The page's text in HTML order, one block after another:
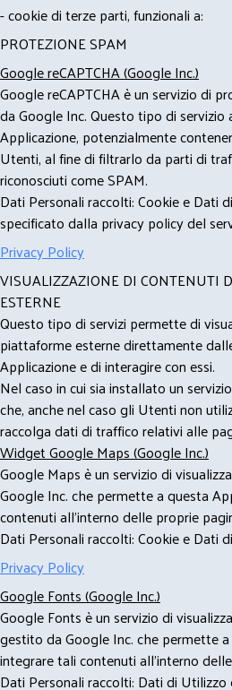
- cookie di terze parti, funzionali a:
PROTEZIONE SPAM
Google reCAPTCHA (Google Inc.)
Google reCAPTCHA è un servizio di
da Google Inc. Questo tipo di
Applicazione, potenzialmente
Utenti, al fine di filtrarlo da parti di
riconosciuti come SPAM.
Dati Personali raccolti: Cookie e Dati
specificato dalla privacy policy del
Privacy Policy
VISUALIZZAZIONE DI CONTENUTI
ESTERNE
Questo tipo di servizi permette di
piattaforme esterne direttamente
Applicazione e di interagire con essi.
Nel caso in cui sia installato un
che, anche nel caso gli Utenti non
raccolga dati di traffico relativi alle
Widget Google Maps (Google Inc.)
Google Maps è un servizio di
Google Inc. che permette a questa
contenuti all'interno delle proprie
Dati Personali raccolti: Cookie e Dati
Privacy Policy
Google Fonts (Google Inc.)
Google Fonts è un servizio di
gestito da Google Inc. che permette
integrare tali contenuti all'interno
Dati Personali raccolti: Dati di